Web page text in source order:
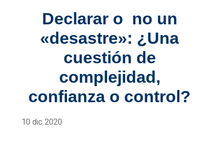
Declarar o no un
«desastre»: ¿Una
cuestión de
complejidad,
confianza o control?
10 dic 2020